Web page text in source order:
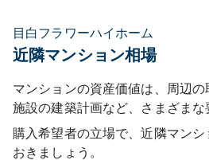
目白フラワーハイホーム
近隣マンション相場
マンションの資産価値は、周辺
施設の建築計画など、さまざまな
購入希望者の立場で、近隣マン
おきましょう。